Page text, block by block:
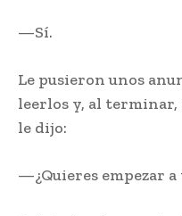
—Sí.
Le pusieron unos
leerlos y, al
le dijo:
—¿Quieres empezar